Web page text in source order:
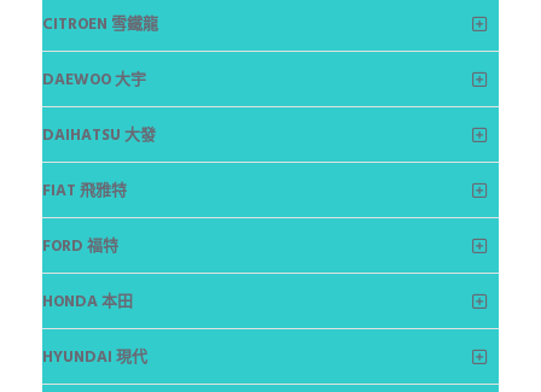
CITROEN 雪鐵龍
DAEWOO 大宇
DAIHATSU 大發
FIAT 飛雅特
FORD 福特
HONDA 本田
HYUNDAI 現代